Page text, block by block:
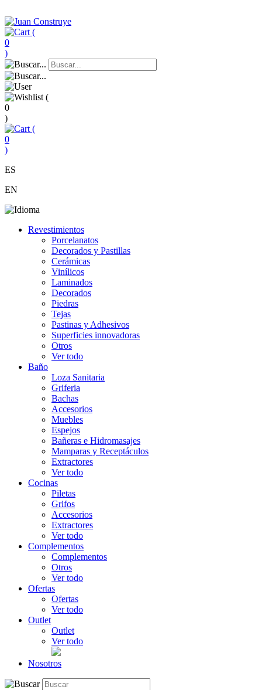
(
0
)
(
0
)
(
0
)
ES
EN
Revestimientos
Porcelanatos
Decorados y Pastillas
Cerámicas
Vinílicos
Laminados
Decorados
Piedras
Tejas
Pastinas y Adhesivos
Superficies innovadoras
Otros
Ver todo
Baño
Loza Sanitaria
Griferia
Bachas
Accesorios
Muebles
Espejos
Bañeras e Hidromasajes
Mamparas y Receptáculos
Extractores
Ver todo
Cocinas
Piletas
Grifos
Accesorios
Extractores
Ver todo
Complementos
Complementos
Otros
Ver todo
Ofertas
Ofertas
Ver todo
Outlet
Outlet
Ver todo
Nosotros